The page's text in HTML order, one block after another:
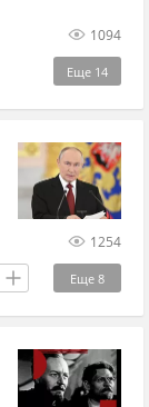
1094
Еще 14
1254
Еще 8